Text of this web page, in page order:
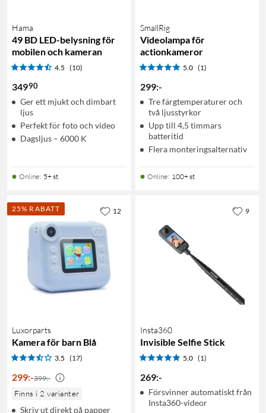
Hama
49 BD LED-belysning för
mobilen och kameran
4.5 (10)
34990
Ger ett mjukt och dimbart
ljus
Perfekt för foto och video
Dagsljus – 6000 K
Online: 5+ st
SmallRig
Videolampa för
actionkameror
5.0 (1)
299:-
Tre färgtemperaturer och
två ljusstyrkor
Upp till 4,5 timmars
batteritid
Flera monteringsalternativ
Online: 100+ st
25% RABATT
Luxorparts
Kamera för barn Blå
3.5 (17)
299:-399:-
Finns i 2 varianter
Skriv ut direkt på papper
12
Insta360
Invisible Selfie Stick
5.0 (1)
269:-
Försvinner automatiskt från
Insta360-videor
9